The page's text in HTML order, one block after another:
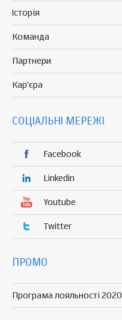
Історія
Команда
Партнери
Кар'єра
СОЦІАЛЬНІ МЕРЕЖІ
Facebook
Linkedin
Youtube
Twitter
ПРОМО
Програма лояльності 2020